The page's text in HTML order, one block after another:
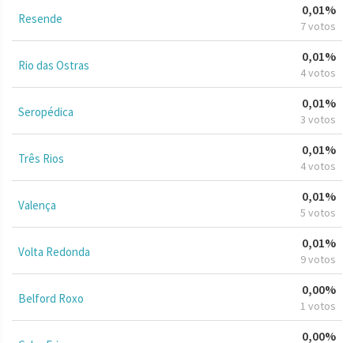
Resende
0,01%
7 votos
Rio das Ostras
0,01%
4 votos
Seropédica
0,01%
3 votos
Três Rios
0,01%
4 votos
Valença
0,01%
5 votos
Volta Redonda
0,01%
9 votos
Belford Roxo
0,00%
1 votos
0,00%